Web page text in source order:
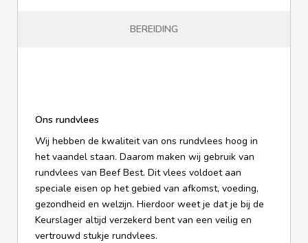
BEREIDING
Ons rundvlees
Wij hebben de kwaliteit van ons rundvlees hoog in
het vaandel staan. Daarom maken wij gebruik van
rundvlees van Beef Best. Dit vlees voldoet aan
speciale eisen op het gebied van afkomst, voeding,
gezondheid en welzijn. Hierdoor weet je dat je bij de
Keurslager altijd verzekerd bent van een veilig en
vertrouwd stukje rundvlees.